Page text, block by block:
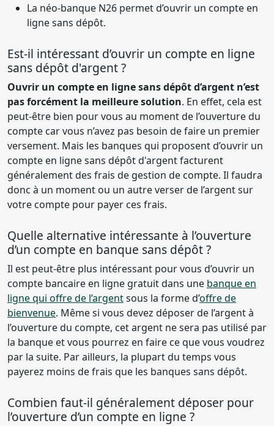
La néo-banque N26 permet d’ouvrir un compte en
ligne sans dépôt.
Est-il intéressant d’ouvrir un compte en ligne
sans dépôt d'argent ?
Ouvrir un compte en ligne sans dépôt d’argent n’est
pas forcément la meilleure solution. En effet, cela est
peut-être bien pour vous au moment de l’ouverture du
compte car vous n’avez pas besoin de faire un premier
versement. Mais les banques qui proposent d’ouvrir un
compte en ligne sans dépôt d'argent facturent
généralement des frais de gestion de compte. Il faudra
donc à un moment ou un autre verser de l’argent sur
votre compte pour payer ces frais.
Quelle alternative intéressante à l’ouverture
d’un compte en banque sans dépôt ?
Il est peut-être plus intéressant pour vous d’ouvrir un
compte bancaire en ligne gratuit dans une banque en
ligne qui offre de l’argentsous la forme d’offre de
bienvenue. Même si vous devez déposer de l’argent à
l’ouverture du compte, cet argent ne sera pas utilisé par
la banque et vous pourrez en faire ce que vous voudrez
par la suite. Par ailleurs, la plupart du temps vous
payerez moins de frais que les banques sans dépôt.
Combien faut-il généralement déposer pour
l’ouverture d’un compte en ligne ?